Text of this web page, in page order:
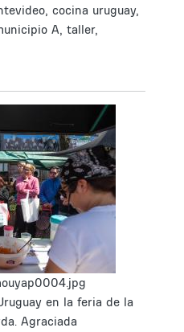
cocina uruguay,
A, taller,
en la feria de la
Agraciada